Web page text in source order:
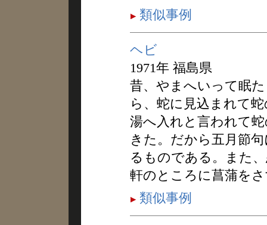
類似事例
ヘビ
1971年 福島県
昔、やまへいって眠
ら、蛇に見込まれて
湯へ入れと言われて
きた。だから五月節
るものである。また
軒のところに菖蒲を
類似事例